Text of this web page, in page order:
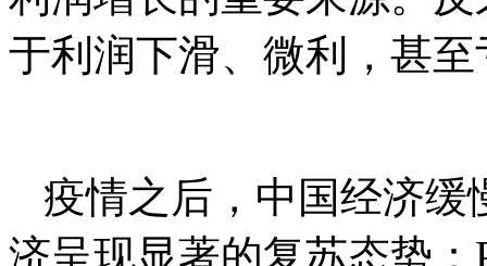
于利润下滑、微利，甚
疫情之后，中国经济缓
济呈现显著的复苏态势